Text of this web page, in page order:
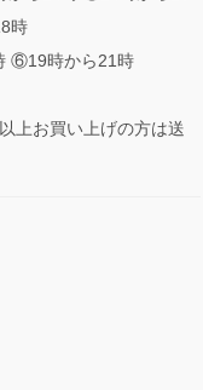
時
⑥19時から21時
上お買い上げの方は送